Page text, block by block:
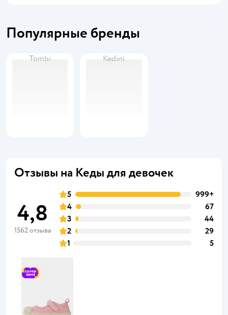
Популярные бренды
Tombi Kedini
Отзывы на Кеды для девочек
4,8
1562 отзыва
5
999+
4
67
3
44
2
29
1
5